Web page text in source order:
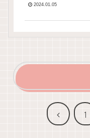
2024.01.05
前
1